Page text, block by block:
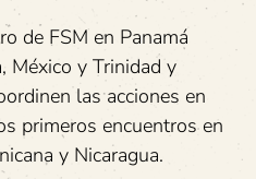
de FSM en Panamá
México y Trinidad y
las acciones en
primeros encuentros en
y Nicaragua.